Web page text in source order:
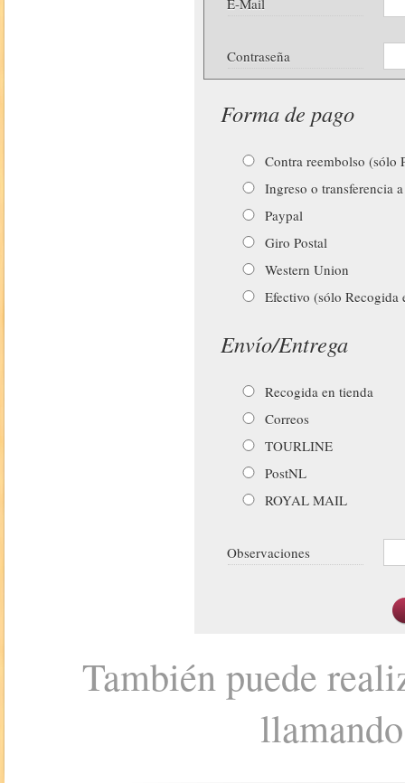
Contraseña
Forma de pago
Contra reembolso (sólo
Ingreso o transferencia
Paypal
Giro Postal
Western Union
Efectivo (sólo Recogida
Envío/Entrega
Recogida en tienda
Correos
TOURLINE
PostNL
ROYAL MAIL
Observaciones
También puede